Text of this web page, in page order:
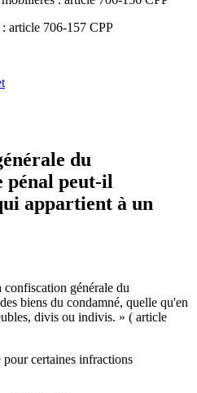
: article 706-157 CPP
du
pénal peut-il
appartient à un
générale du
biens du condamné, quelle qu'en
divis ou indivis. » ( article
pour certaines infractions